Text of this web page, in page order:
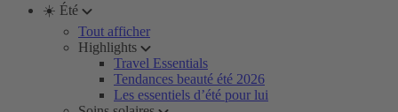
☀️ Été
Tout afficher
Highlights
Travel Essentials
Tendances beauté été 2026
Les essentiels d’été pour lui